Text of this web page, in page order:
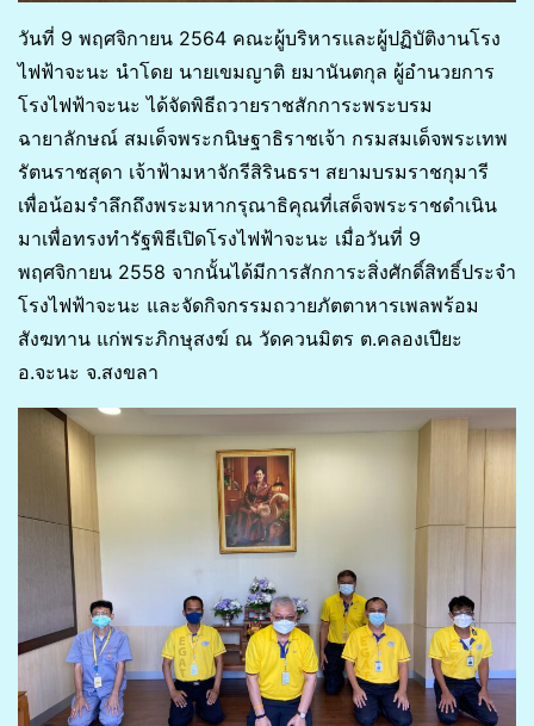
วันที่ 9 พฤศจิกายน 2564 คณะผู้บริหารและผู้ปฏิบัติงานโรง
ไฟฟ้าจะนะ นำโดย นายเขมญาติ ยมานันตกุล ผู้อำนวยการ
โรงไฟฟ้าจะนะ ได้จัดพิธีถวายราชสักการะพระบรม
ฉายาลักษณ์ สมเด็จพระกนิษฐาธิราชเจ้า กรมสมเด็จพระเทพ
รัตนราชสุดา เจ้าฟ้ามหาจักรีสิรินธรฯ สยามบรมราชกุมารี
เพื่อน้อมรำลึกถึงพระมหากรุณาธิคุณที่เสด็จพระราชดำเนิน
มาเพื่อทรงทำรัฐพิธีเปิดโรงไฟฟ้าจะนะ เมื่อวันที่ 9
พฤศจิกายน 2558 จากนั้นได้มีการสักการะสิ่งศักดิ์สิทธิ์ประจำ
โรงไฟฟ้าจะนะ และจัดกิจกรรมถวายภัตตาหารเพลพร้อม
สังฆทาน แก่พระภิกษุสงฆ์ ณ วัดควนมิตร ต.คลองเปียะ
อ.จะนะ จ.สงขลา